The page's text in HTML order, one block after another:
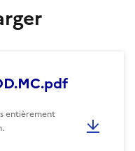
entièrement